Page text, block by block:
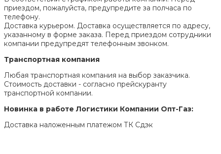
приездом, пожалуйста, предупредите за полчаса по
телефону.
Доставка курьером. Доставка осуществляется по адресу,
указанному в форме заказа. Перед приездом сотрудники
компании предупредят телефонным звонком.
Транспортная компания
Любая транспортная компания на выбор заказчика.
Стоимость доставки - согласно прейскуранту
транспортной компании.
Новинка в работе Логистики Компании Опт-Газ:
Доставка наложенным платежом ТК Сдэк